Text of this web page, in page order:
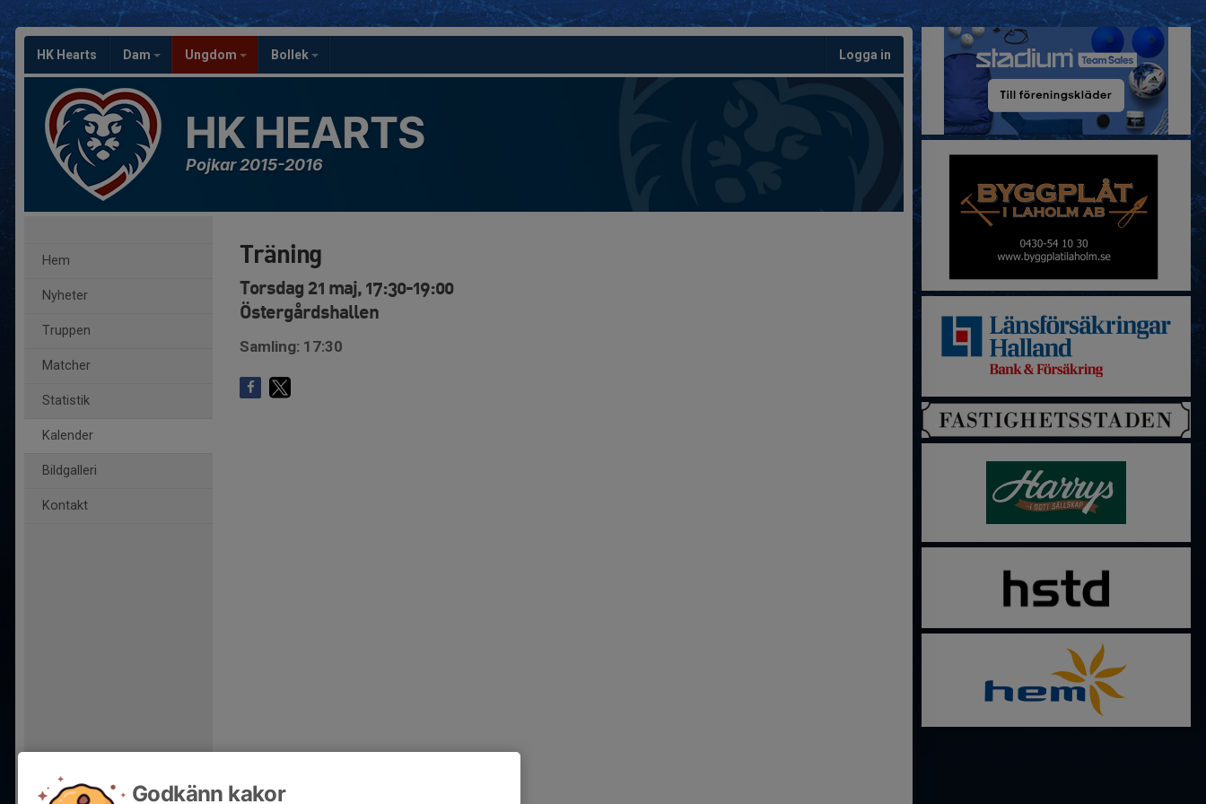
HK Hearts Dam Ungdom Bollek Logga in
HK HEARTS
Pojkar 2015-2016
Hem
Nyheter
Truppen
Matcher
Statistik
Kalender
Bildgalleri
Kontakt
Träning
Torsdag 21 maj, 17:30-19:00
Östergårdshallen
Samling: 17:30
Godkänn kakor